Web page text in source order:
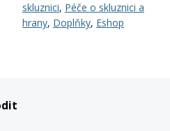
skluznici, Péče o skluznici a
hrany, Doplňky, Eshop